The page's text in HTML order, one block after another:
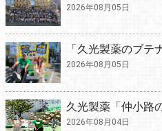
2026年08月05日
「久光製薬のブテ
2026年08月05日
久光製薬「仲小路
2026年08月04日